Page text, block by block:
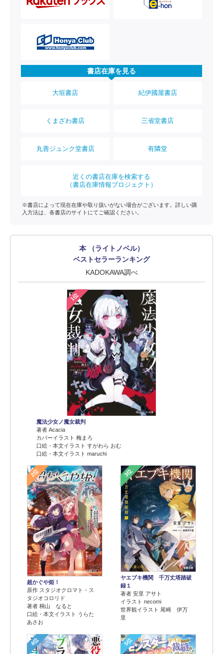
書店在庫を見る
大垣書店 紀伊國屋書店
くまざわ書店 三省堂書店
丸善ジュンク堂書店 有隣堂
近くの書店在庫を検索する
（書店在庫情報プロジェクト）
※書店によって現在在庫や取り扱いがない場合がございます。詳しい購
入方法は、各書店のサイトにてご確認ください。
本 （ライトノベル）
ベストセラーランキング
KADOKAWA調べ
1位
魔法少女ノ魔女裁判
著者 Acacia
カバーイラスト 梅まろ
口絵・本文イラスト すがわら おむ
口絵・本文イラスト maruchi
2位
超かぐや姫！
原作 スタジオクロマト・ス
タジオコロリド
著者 桐山 なると
口絵・本文イラスト うらた
あさお
3位
ヤエブキ機関 千万丈塔踏破
録１
著者 安里 アサト
イラスト necomi
世界観イラスト 尾崎 伊万
里
4位 5位